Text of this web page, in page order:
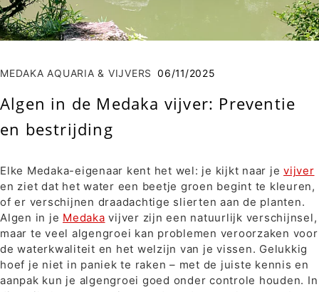
MEDAKA AQUARIA & VIJVERS 06/11/2025
Algen in de Medaka vijver: Preventie
en bestrijding
Elke Medaka-eigenaar kent het wel: je kijkt naar je vijver
en ziet dat het water een beetje groen begint te kleuren,
of er verschijnen draadachtige slierten aan de planten.
Algen in je Medaka vijver zijn een natuurlijk verschijnsel,
maar te veel algengroei kan problemen veroorzaken voor
de waterkwaliteit en het welzijn van je vissen. Gelukkig
hoef je niet in paniek te raken – met de juiste kennis en
aanpak kun je algengroei goed onder controle houden. In